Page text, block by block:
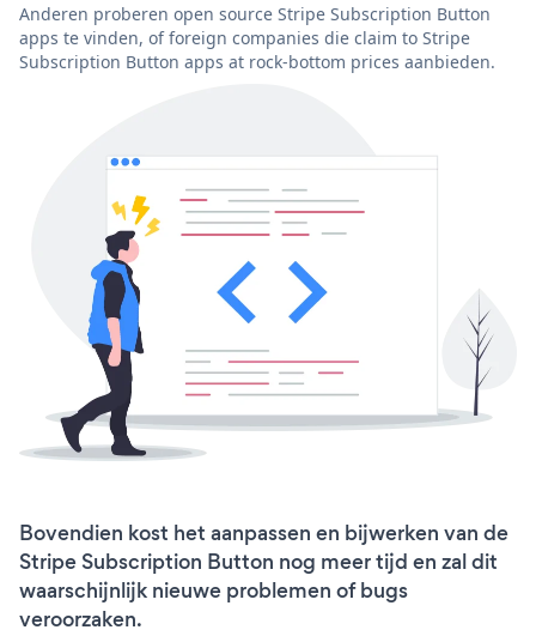
Anderen proberen open source Stripe Subscription Button
apps te vinden, of foreign companies die claim to Stripe
Subscription Button apps at rock-bottom prices aanbieden.
Bovendien kost het aanpassen en bijwerken van de
Stripe Subscription Button nog meer tijd en zal dit
waarschijnlijk nieuwe problemen of bugs
veroorzaken.